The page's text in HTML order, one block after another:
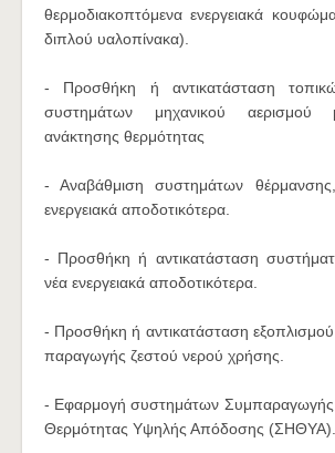
θερμοδιακοπτόμενα ενεργειακά
διπλού υαλοπίνακα).
- Προσθήκη ή αντικατάσταση
συστημάτων μηχανικού αερισμού
ανάκτησης θερμότητας
- Αναβάθμιση συστημάτων
ενεργειακά αποδοτικότερα.
- Προσθήκη ή αντικατάσταση
νέα ενεργειακά αποδοτικότερα.
- Προσθήκη ή αντικατάσταση
παραγωγής ζεστού νερού χρήσης.
- Εφαρμογή συστημάτων Συμπαραγωγής
Θερμότητας Υψηλής Απόδοσης (ΣΗΘΥΑ).